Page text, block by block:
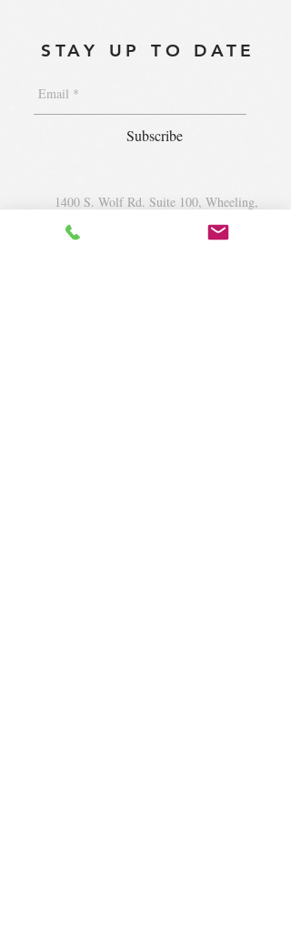
STAY UP TO DATE
Subscribe
1400 S. Wolf Rd. Suite 100, Wheeling,
224- 423-5784